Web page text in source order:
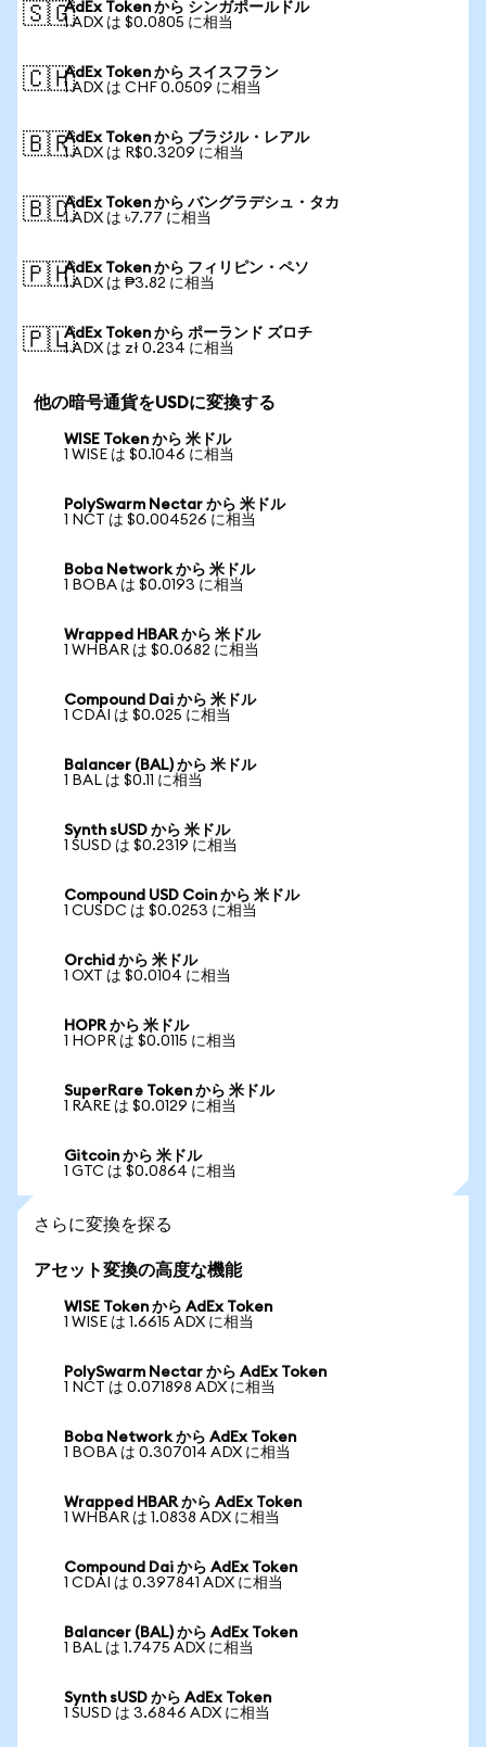
🇸🇬AdEx Token から シンガポールドル
1 ADX は $0.0805 に相当
🇨🇭AdEx Token から スイスフラン
1 ADX は CHF 0.0509 に相当
🇧🇷AdEx Token から ブラジル・レアル
1 ADX は R$0.3209 に相当
🇧🇩AdEx Token から バングラデシュ・タカ
1 ADX は ৳7.77 に相当
🇵🇭AdEx Token から フィリピン・ペソ
1 ADX は ₱3.82 に相当
🇵🇱AdEx Token から ポーランド ズロチ
1 ADX は zł 0.234 に相当
他の暗号通貨をUSDに変換する
WISE Token から 米ドル
1 WISE は $0.1046 に相当
PolySwarm Nectar から 米ドル
1 NCT は $0.004526 に相当
Boba Network から 米ドル
1 BOBA は $0.0193 に相当
Wrapped HBAR から 米ドル
1 WHBAR は $0.0682 に相当
Compound Dai から 米ドル
1 CDAI は $0.025 に相当
Balancer (BAL) から 米ドル
1 BAL は $0.11 に相当
Synth sUSD から 米ドル
1 SUSD は $0.2319 に相当
Compound USD Coin から 米ドル
1 CUSDC は $0.0253 に相当
Orchid から 米ドル
1 OXT は $0.0104 に相当
HOPR から 米ドル
1 HOPR は $0.0115 に相当
SuperRare Token から 米ドル
1 RARE は $0.0129 に相当
Gitcoin から 米ドル
1 GTC は $0.0864 に相当
さらに変換を探る
アセット変換の高度な機能
WISE Token から AdEx Token
1 WISE は 1.6615 ADX に相当
PolySwarm Nectar から AdEx Token
1 NCT は 0.071898 ADX に相当
Boba Network から AdEx Token
1 BOBA は 0.307014 ADX に相当
Wrapped HBAR から AdEx Token
1 WHBAR は 1.0838 ADX に相当
Compound Dai から AdEx Token
1 CDAI は 0.397841 ADX に相当
Balancer (BAL) から AdEx Token
1 BAL は 1.7475 ADX に相当
Synth sUSD から AdEx Token
1 SUSD は 3.6846 ADX に相当